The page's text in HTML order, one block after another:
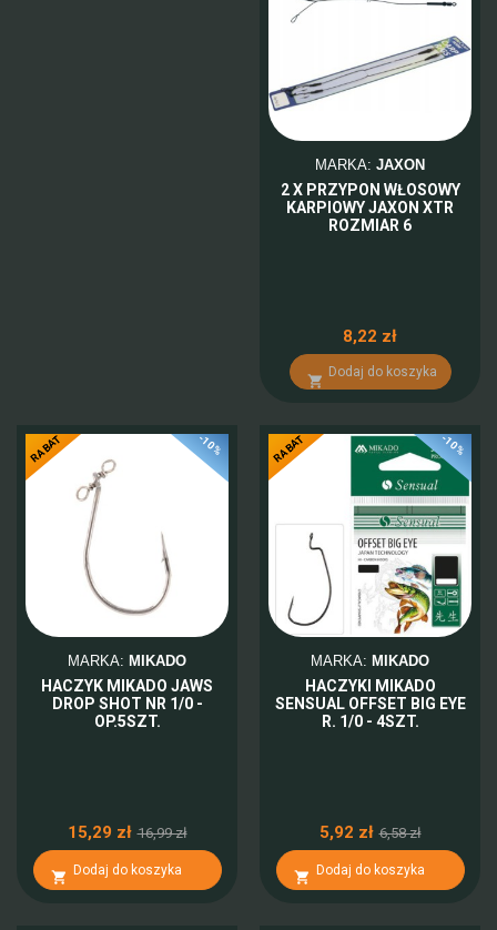
MARKA: JAXON
2 X PRZYPON WŁOSOWY
KARPIOWY JAXON XTR
ROZMIAR 6
8,22 zł

Dodaj do koszyka
-10%
RABAT
MARKA: MIKADO
HACZYK MIKADO JAWS
DROP SHOT NR 1/0 -
OP.5SZT.
15,29 zł 16,99 zł
 Dodaj do koszyka
-10%
RABAT
MARKA: MIKADO
HACZYKI MIKADO
SENSUAL OFFSET BIG EYE
R. 1/0 - 4SZT.
5,92 zł 6,58 zł
 Dodaj do koszyka